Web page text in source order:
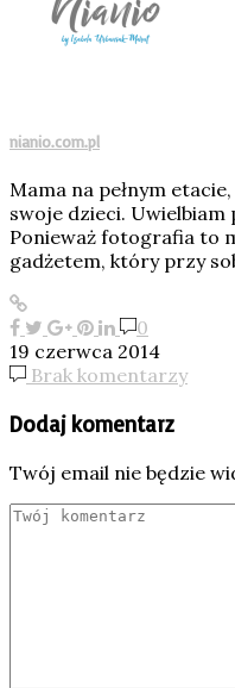
nianio.com.pl
Mama na pełnym
swoje dzieci. Uwielbiam
Ponieważ fotografia to
gadżetem, który przy
0
19 czerwca 2014
Brak komentarzy
Dodaj komentarz
Twój email nie będzie